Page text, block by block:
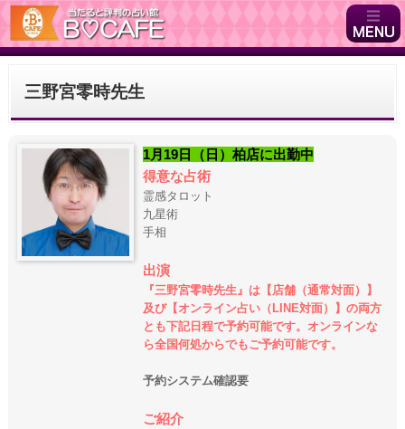
三野宮零時先生
1月19日（日）柏店に出勤中
得意な占術
霊感タロット
九星術
手相
出演
『三野宮零時先生』は【店舗（通常対面）】
及び【オンライン占い（LINE対面）】の両方
とも下記日程で予約可能です。オンラインな
ら全国何処からでもご予約可能です。
予約システム確認要
ご紹介